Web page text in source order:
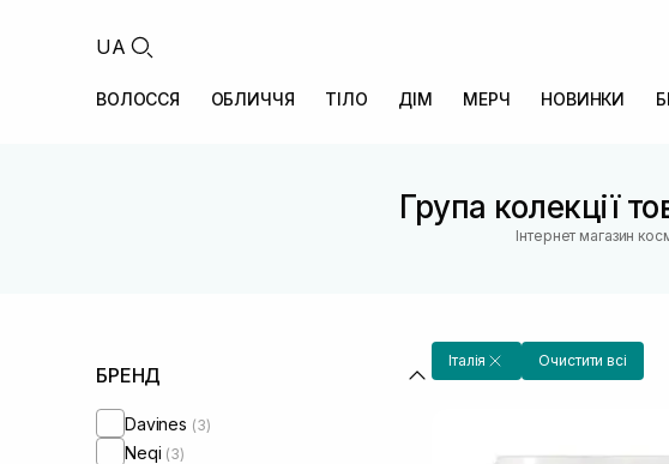
UA
ВОЛОССЯ ОБЛИЧЧЯ ТІЛО ДІМ МЕРЧ НОВИНКИ
Група колекції
Інтернет магазин
БРЕНД
Davines (3)
Neqi (3)
Італія Очистити всі